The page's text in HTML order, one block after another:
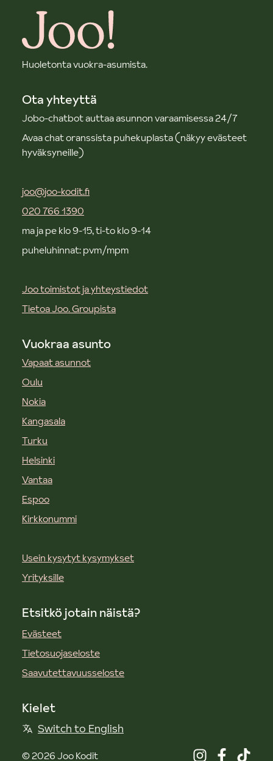
Huoletonta vuokra-asumista.
Ota yhteyttä
Jobo-chatbot auttaa asunnon varaamisessa 24/7
Avaa chat oranssista puhekuplasta (näkyy evästeet
hyväksyneille)
joo@joo-kodit.fi
020 766 1390
ma ja pe klo 9-15, ti-to klo 9-14
puheluhinnat: pvm/mpm
Joo toimistot ja yhteystiedot
Tietoa Joo. Groupista
Vuokraa asunto
Vapaat asunnot
Oulu
Nokia
Kangasala
Turku
Helsinki
Vantaa
Espoo
Kirkkonummi
Usein kysytyt kysymykset
Yrityksille
Etsitkö jotain näistä?
Evästeet
Tietosuojaseloste
Saavutettavuusseloste
Kielet
Switch to English
©2026Joo Kodit